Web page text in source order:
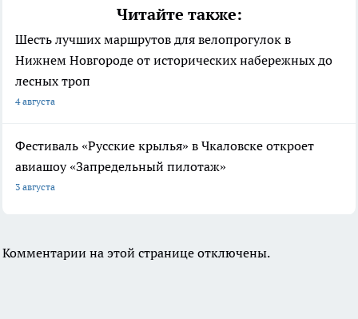
Читайте также:
Шесть лучших маршрутов для велопрогулок в
Нижнем Новгороде от исторических набережных до
лесных троп
4 августа
Фестиваль «Русские крылья» в Чкаловске откроет
авиашоу «Запредельный пилотаж»
3 августа
Комментарии на этой странице отключены.